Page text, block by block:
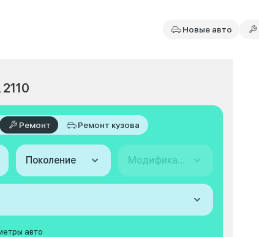
Новые авто
Ремонт Ремонт кузова
Поколение Модификация
авто